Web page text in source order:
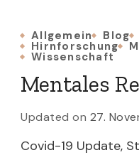
Allgemein Blog
Hirnforschung
Wissenschaft
Mentales
Updated on 27.
Covid-19 Update,